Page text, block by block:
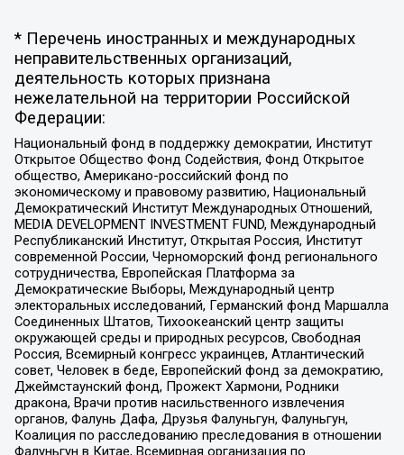
* Перечень иностранных и международных
неправительственных организаций,
деятельность которых признана
нежелательной на территории Российской
Федерации:
Национальный фонд в поддержку демократии, Институт
Открытое Общество Фонд Содействия, Фонд Открытое
общество, Американо-российский фонд по
экономическому и правовому развитию, Национальный
Демократический Институт Международных Отношений,
MEDIA DEVELOPMENT INVESTMENT FUND, Международный
Республиканский Институт, Открытая Россия, Институт
современной России, Черноморский фонд регионального
сотрудничества, Европейская Платформа за
Демократические Выборы, Международный центр
электоральных исследований, Германский фонд Маршалла
Соединенных Штатов, Тихоокеанский центр защиты
окружающей среды и природных ресурсов, Свободная
Россия, Всемирный конгресс украинцев, Атлантический
совет, Человек в беде, Европейский фонд за демократию,
Джеймстаунский фонд, Прожект Хармони, Родники
дракона, Врачи против насильственного извлечения
органов, Фалунь Дафа, Друзья Фалуньгун, Фалуньгун,
Коалиция по расследованию преследования в отношении
Фалуньгун в Китае, Всемирная организация по